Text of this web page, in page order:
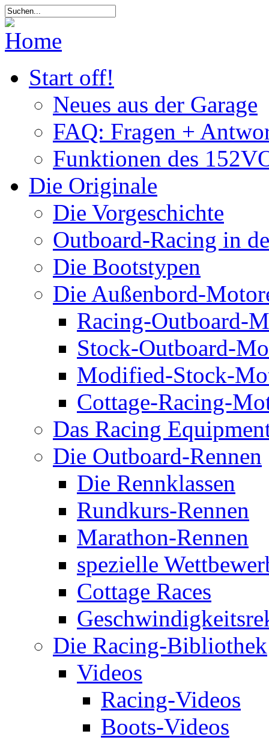
Start off!
Neues aus der Garage
FAQ: Fragen +
Funktionen des
Die Originale
Die Vorgeschichte
Outboard-Racing in
Die Bootstypen
Die Außenbord-
Racing-Outboard-
Stock-Outboard-
Modified-Stock-
Cottage-Racing-
Das Racing
Die Outboard-Rennen
Die Rennklassen
Rundkurs-Rennen
Marathon-Rennen
spezielle
Cottage Races
Die Racing-Bibliothek
Videos
Racing-Videos
Boots-Videos